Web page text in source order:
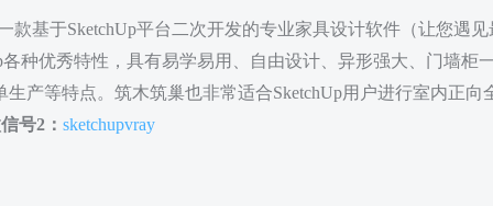
款基于SketchUp平台二次开发的专业家具设计软件（让您遇见
种优秀特性，具有易学易用、自由设计、异形强大、门墙柜
产等特点。筑木筑巢也非常适合SketchUp用户进行室内正向
号2： sketchupvray